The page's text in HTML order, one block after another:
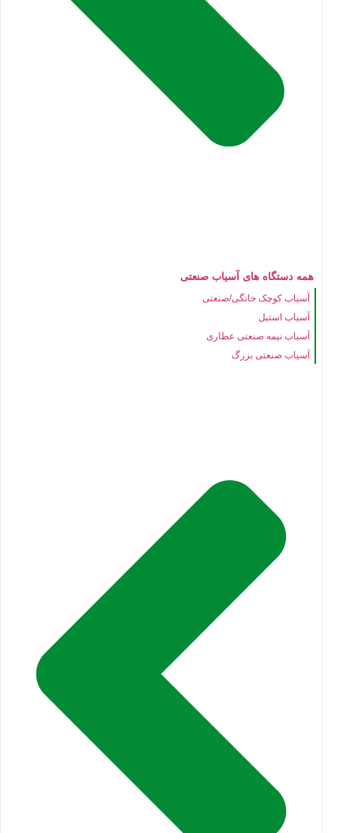
همه دستگاه های آسیاب صنعتی
آسیاب کوچک خانگی/صنعتی
آسیاب استیل
آسیاب نیمه صنعتی عطاری
آسیاب صنعتی بزرگ